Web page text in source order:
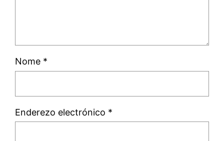
Nome *
Enderezo electrónico *